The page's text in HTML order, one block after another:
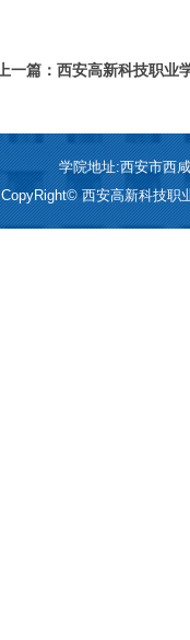
上一篇：西安高新科技职
学院地址:西安市西
CopyRight© 西安高新科技职